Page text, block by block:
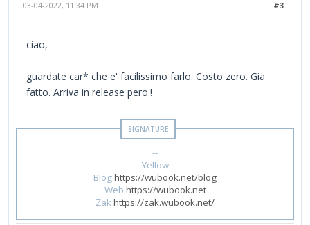
#3
03-04-2022, 11:34 PM
ciao,
guardate car* che e' facilissimo farlo. Costo zero. Gia'
fatto. Arriva in release pero'!
--
Yellow
Bloghttps://wubook.net/blog
Web https://wubook.net
Zakhttps://zak.wubook.net/